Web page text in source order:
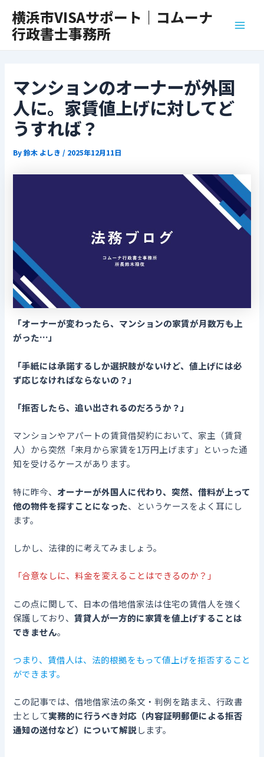
横浜市VISAサポート｜コムーナ
行政書士事務所
マンションのオーナーが外国
人に。家賃値上げに対してど
うすれば？
By鈴木 よしき / 2025年12月11日
「オーナーが変わったら、マンションの家賃が月数万も上
がった…」
「手紙には承諾するしか選択肢がないけど、値上げには必
ず応じなければならないの？」
「拒否したら、追い出されるのだろうか？」
マンションやアパートの賃貸借契約において、家主（賃貸
人）から突然「来月から家賃を1万円上げます」といった通
知を受けるケースがあります。
特に昨今、 オーナーが外国人に代わり、突然、借料が上って
他の物件を探すことになった、というケースをよく耳にし
ます。
しかし、法律的に考えてみましょう。
「合意なしに、料金を変えることはできるのか？」
この点に関して、日本の借地借家法は住宅の賃借人を強く
保護しており、賃貸人が一方的に家賃を値上げすることは
できません。
つまり、賃借人は、法的根拠をもって値上げを拒否すること
ができます。
この記事では、借地借家法の条文・判例を踏まえ、行政書
士として実務的に行うべき対応（内容証明郵便による拒否
通知の送付など）について解説します。
navigation